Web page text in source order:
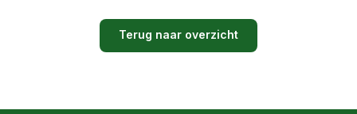
Terug naar overzicht